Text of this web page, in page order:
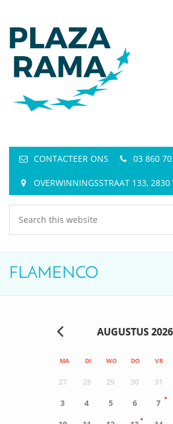
CONTACTEER ONS 03 860
OVERWINNINGSSTRAAT 133, 2830
FLAMENCO
AUGUSTUS 2026
MA DI WO DO VR
27 28 29 30 31
3
4 5 6 7